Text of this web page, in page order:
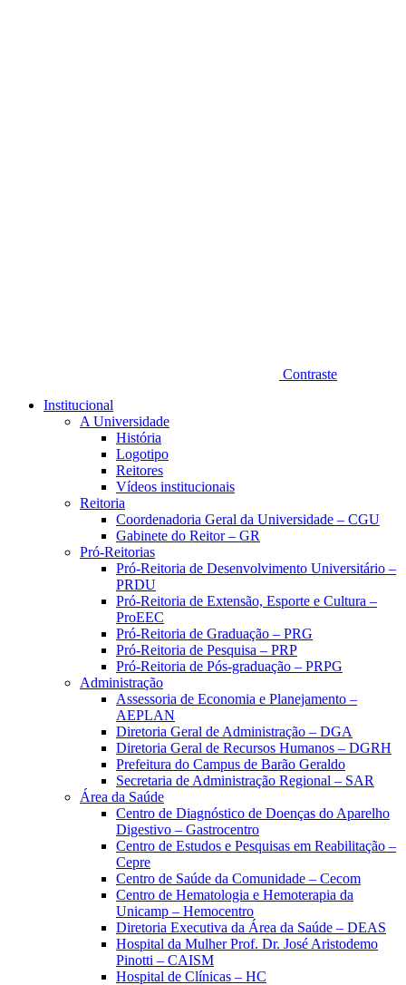
Contraste
Institucional
A Universidade
História
Logotipo
Reitores
Vídeos institucionais
Reitoria
Coordenadoria Geral da Universidade – CGU
Gabinete do Reitor – GR
Pró-Reitorias
Pró-Reitoria de Desenvolvimento Universitário –
PRDU
Pró-Reitoria de Extensão, Esporte e Cultura –
ProEEC
Pró-Reitoria de Graduação – PRG
Pró-Reitoria de Pesquisa – PRP
Pró-Reitoria de Pós-graduação – PRPG
Administração
Assessoria de Economia e Planejamento –
AEPLAN
Diretoria Geral de Administração – DGA
Diretoria Geral de Recursos Humanos – DGRH
Prefeitura do Campus de Barão Geraldo
Secretaria de Administração Regional – SAR
Área da Saúde
Centro de Diagnóstico de Doenças do Aparelho
Digestivo – Gastrocentro
Centro de Estudos e Pesquisas em Reabilitação –
Cepre
Centro de Saúde da Comunidade – Cecom
Centro de Hematologia e Hemoterapia da
Unicamp – Hemocentro
Diretoria Executiva da Área da Saúde – DEAS
Hospital da Mulher Prof. Dr. José Aristodemo
Pinotti – CAISM
Hospital de Clínicas – HC